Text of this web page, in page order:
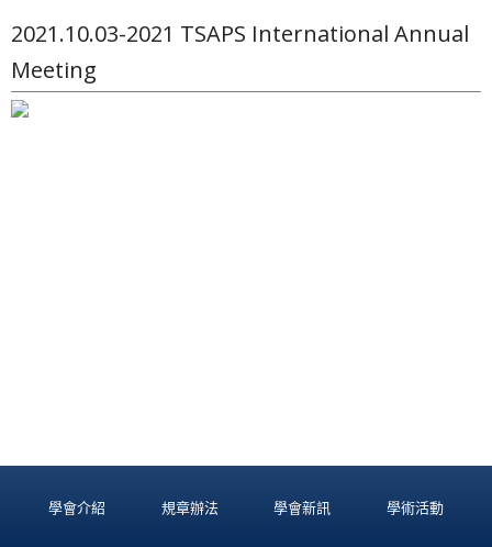
2021.10.03-2021 TSAPS International Annual
Meeting
學會介紹 規章辦法 學會新訊 學術活動